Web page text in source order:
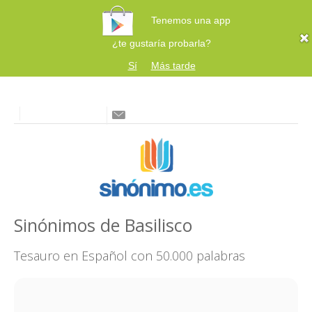
Tenemos una app
¿te gustaría probarla?
Sí
Más tarde
Sinónimos de Basilisco
Tesauro en Español con 50.000 palabras